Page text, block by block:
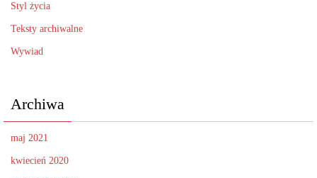
Styl życia
Teksty archiwalne
Wywiad
Archiwa
maj 2021
kwiecień 2020